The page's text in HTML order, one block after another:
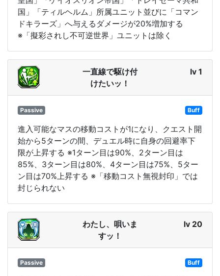
国」「ティルヘルム」所属ユニット並びに「コマン
ドキラーズ」へ与えるダメージが20%増加する
※「擬彩されし不可逆世界」ユニットは除く
一直線で駆け付
けたいッ！
lv 1
Passive Buff
進入可能なマスの移動コストが1になり、クエスト開
始から5ターンの間、デュエル時に自身の回避率下
限が上昇する ※1ターン目は90%、2ターン目は
85%、3ターン目は80%、4ターン目は75%、5ター
ン目は70%上昇する ※「移動コスト無視封印」では
封じられない
わたし、唄いま
すッ！
lv 20
Passive Buff